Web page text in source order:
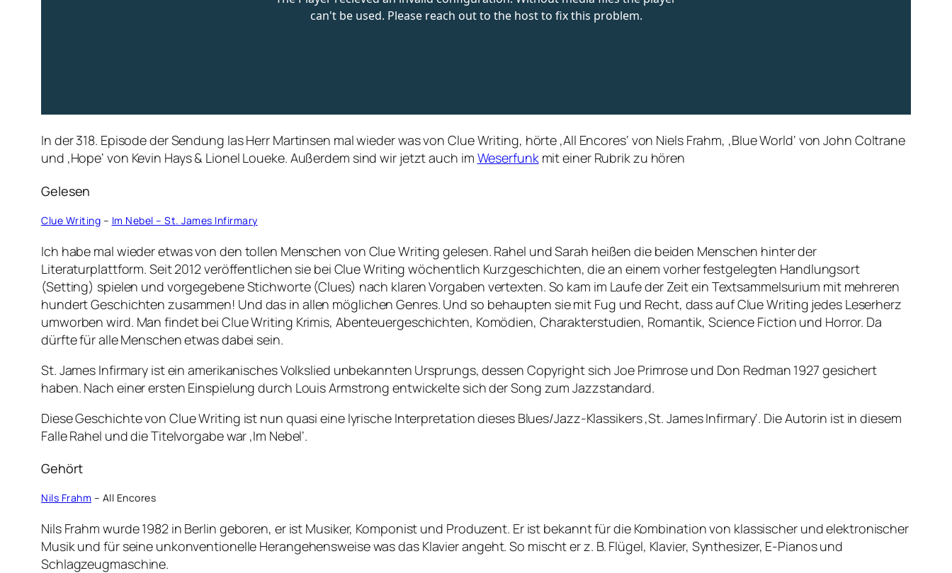
In der 318. Episode der Sendung las Herr Martinsen mal wieder was von Clue Writing, hörte ‚All Encores‘ von Niels Frahm, ‚Blue World‘ von John Coltrane
und ‚Hope‘ von Kevin Hays & Lionel Loueke. Außerdem sind wir jetzt auch im Weserfunkmit einer Rubrik zu hören
Gelesen
Clue Writing – Im Nebel – St. James Infirmary
Ich habe mal wieder etwas von den tollen Menschen von Clue Writing gelesen. Rahel und Sarah heißen die beiden Menschen hinter der
Literaturplattform. Seit 2012 veröffentlichen sie bei Clue Writing wöchentlich Kurzgeschichten, die an einem vorher festgelegten Handlungsort
(Setting) spielen und vorgegebene Stichworte (Clues) nach klaren Vorgaben vertexten. So kam im Laufe der Zeit ein Textsammelsurium mit mehreren
hundert Geschichten zusammen! Und das in allen möglichen Genres. Und so behaupten sie mit Fug und Recht, dass auf Clue Writing jedes Leserherz
umworben wird. Man findet bei Clue Writing Krimis, Abenteuergeschichten, Komödien, Charakterstudien, Romantik, Science Fiction und Horror. Da
dürfte für alle Menschen etwas dabei sein.
St. James Infirmary ist ein amerikanisches Volkslied unbekannten Ursprungs, dessen Copyright sich Joe Primrose und Don Redman 1927 gesichert
haben. Nach einer ersten Einspielung durch Louis Armstrong entwickelte sich der Song zum Jazzstandard.
Diese Geschichte von Clue Writing ist nun quasi eine lyrische Interpretation dieses Blues/Jazz-Klassikers ‚St. James Infirmary‘. Die Autorin ist in diesem
Falle Rahel und die Titelvorgabe war ‚Im Nebel‘.
Gehört
Nils Frahm – All Encores
Nils Frahm wurde 1982 in Berlin geboren, er ist Musiker, Komponist und Produzent. Er ist bekannt für die Kombination von klassischer und elektronischer
Musik und für seine unkonventionelle Herangehensweise was das Klavier angeht. So mischt er z. B. Flügel, Klavier, Synthesizer, E-Pianos und
Schlagzeugmaschine.